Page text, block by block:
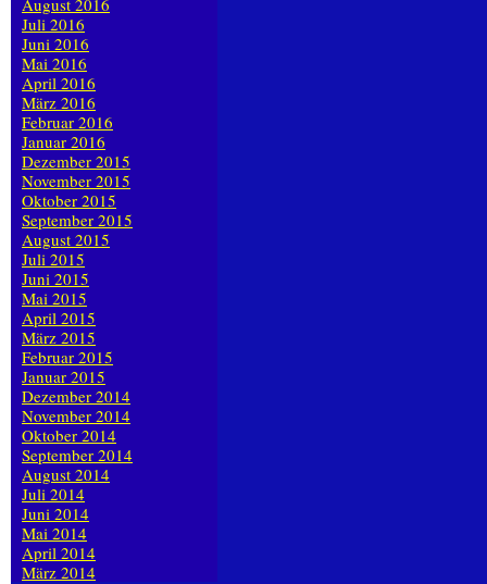
August 2016
Juli 2016
Juni 2016
Mai 2016
April 2016
März 2016
Februar 2016
Januar 2016
Dezember 2015
November 2015
Oktober 2015
September 2015
August 2015
Juli 2015
Juni 2015
Mai 2015
April 2015
März 2015
Februar 2015
Januar 2015
Dezember 2014
November 2014
Oktober 2014
September 2014
August 2014
Juli 2014
Juni 2014
Mai 2014
April 2014
März 2014